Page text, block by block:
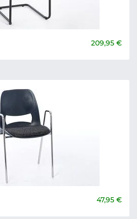
209,95 €
47,95 €